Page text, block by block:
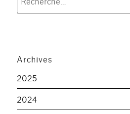
Archives
2025
2024